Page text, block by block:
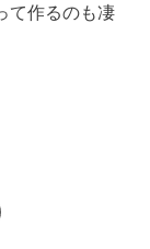
て作るのも凄